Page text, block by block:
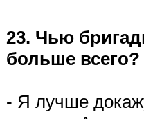
23. Чью
больше всего?
- Я лучше